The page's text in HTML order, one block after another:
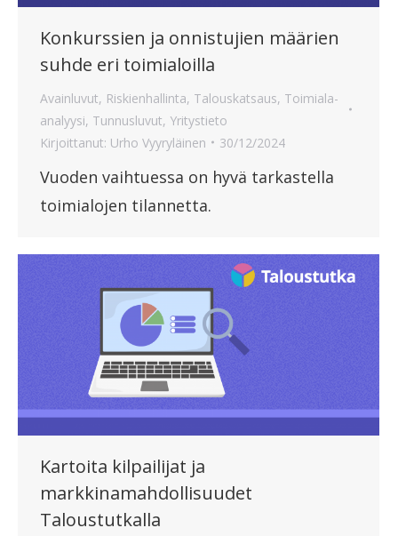
Konkurssien ja onnistujien määrien
suhde eri toimialoilla
Avainluvut, Riskienhallinta, Talouskatsaus, Toimiala-
analyysi, Tunnusluvut, Yritystieto
Kirjoittanut: Urho Vyyryläinen 30/12/2024
Vuoden vaihtuessa on hyvä tarkastella
toimialojen tilannetta.
Kartoita kilpailijat ja
markkinamahdollisuudet
Taloustutkalla